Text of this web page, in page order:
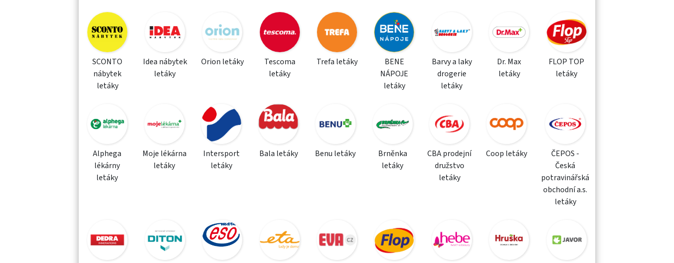
SCONTO
nábytek
letáky
Idea nábytek
letáky
Orion letáky
Tescoma
letáky
Trefa letáky
BENE
NÁPOJE
letáky
Barvy a laky
drogerie
letáky
Dr. Max
letáky
FLOP TOP
letáky
Alphega
lékárny
letáky
Moje lékárna
letáky
Intersport
letáky
Bala letáky Benu letáky
Brněnka
letáky
CBA prodejní
družstvo
letáky
Coop letáky
ČEPOS -
Česká
potravinářská
obchodní a.s.
letáky